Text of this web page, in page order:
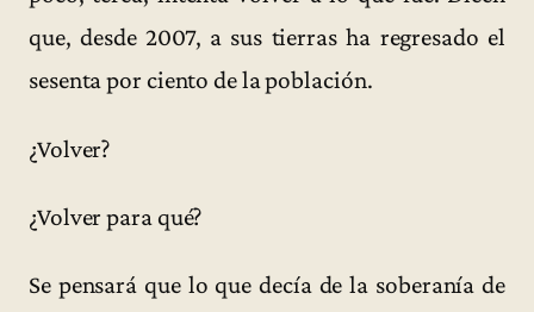
que, desde 2007, a sus tierras ha regresado el
sesenta por ciento de la población.
¿Volver?
¿Volver para qué?
Se pensará que lo que decía de la soberanía de